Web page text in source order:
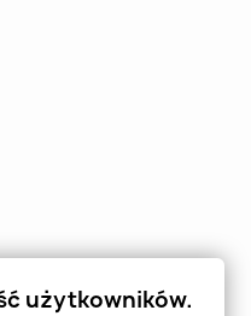
użytkowników.